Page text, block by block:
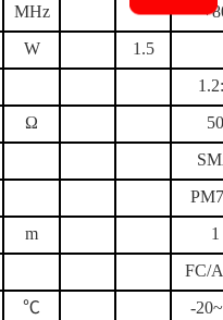
MHz
W
1.5
Ω
m
1
FC/
℃
-